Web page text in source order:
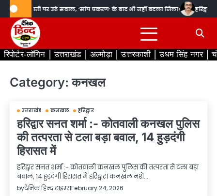
Skip
to
content
में तैनाती पर उठे सवाल, ‘सांप प्रकरण’ के बाद भी नहीं बदला जिला! हरिद्वार
रिपोर्टर-लॉगिन उत्तराखंड अल्मोड़ा उत्तरकाशी उधम सिंह नगर
Category:कनखल
उत्तराखंड कनखल हरिद्वार
हरिद्वार सनत शर्मा :- कोतवाली कनखल पुलिस
की तत्परता से टला बड़ा बवाल, 14 हुड़दंगी
हिरासत में
हरिद्वार सनत शर्मा :- कोतवाली कनखल पुलिस की तत्परता से टला बड़ा
बवाल, 14 हुड़दंगी हिरासत में हरिद्वार। कनखल नशे…
byदैनिक हिन्द टाइम्सFebruary 24, 2026